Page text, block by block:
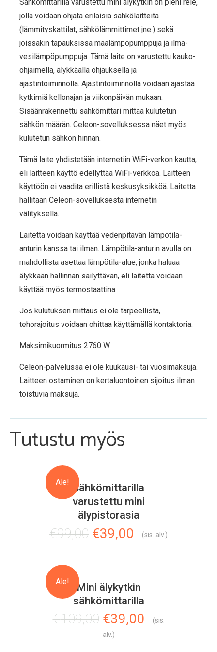
Sähkömittarilla varustettu mini älykytkin on pieni rele,
jolla voidaan ohjata erilaisia sähkölaitteita
(lämmityskattilat, sähkölämmittimet jne.) sekä
joissakin tapauksissa maalämpöpumppuja ja ilma-
vesilämpöpumppuja. Tämä laite on varustettu kauko-
ohjaimella, älykkäällä ohjauksella ja
ajastintoiminnolla. Ajastintoiminnolla voidaan ajastaa
kytkimiä kellonajan ja viikonpäivän mukaan.
Sisäänrakennettu sähkömittari mittaa kulutetun
sähkön määrän. Celeon-sovelluksessa näet myös
kulutetun sähkön hinnan.
Tämä laite yhdistetään internetiin WiFi-verkon kautta,
eli laitteen käyttö edellyttää WiFi-verkkoa. Laitteen
käyttöön ei vaadita erillistä keskusyksikköä. Laitetta
hallitaan Celeon-sovelluksesta internetin
välityksellä.
Laitetta voidaan käyttää vedenpitävän lämpötila-
anturin kanssa tai ilman. Lämpötila-anturin avulla on
mahdollista asettaa lämpötila-alue, jonka haluaa
älykkään hallinnan säilyttävän, eli laitetta voidaan
käyttää myös termostaattina.
Jos kulutuksen mittaus ei ole tarpeellista,
tehorajoitus voidaan ohittaa käyttämällä kontaktoria.
Maksimikuormitus 2760 W.
Celeon-palvelussa ei ole kuukausi- tai vuosimaksuja.
Laitteen ostaminen on kertaluontoinen sijoitus ilman
toistuvia maksuja.
Tutustu myös
Ale!
Sähkömittarilla
varustettu mini
älypistorasia
€99,00 Alkuperäinen
€39,00 Nykyinen
(sis. alv.)
Ale!
Mini älykytkin
sähkömittarilla
€109,00 Alkuperäinen
hinta
€39,00Nykyinen
(sis.
alv.)